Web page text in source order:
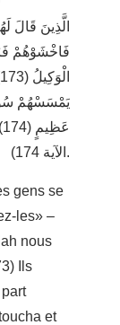
الَّذِينَ قَالَ
فَاخْشَوْهُمْ
يَمْسَسْهُمْ
الآية 174).
gens se
les» –
nous
Ils
et